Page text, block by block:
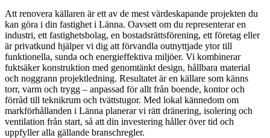
Att renovera källaren är ett av de mest värdeskapande projekten du
kan göra i din fastighet i Länna. Oavsett om du representerar en
industri, ett fastighetsbolag, en bostadsrättsförening, ett företag eller
är privatkund hjälper vi dig att förvandla outnyttjade ytor till
funktionella, sunda och energieffektiva miljöer. Vi kombinerar
fuktsäker konstruktion med genomtänkt design, hållbara material
och noggrann projektledning. Resultatet är en källare som känns
torr, varm och trygg – anpassad för allt från boende, kontor och
förråd till teknikrum och tvättstugor. Med lokal kännedom om
markförhållanden i Länna planerar vi rätt dränering, isolering och
ventilation från start, så att din investering håller över tid och
uppfyller alla gällande branschregler.